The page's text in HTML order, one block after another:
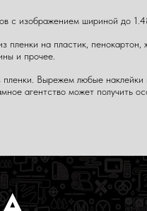
с изображением шириной до
пленки на пластик,
и прочее.
пленки. Вырежем любые
агентство может получить